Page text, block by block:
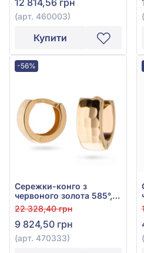
12 814,56 грн
(арт. 460003)
Купити
-56%
Сережки-конго з
червоного золота 585°,
арт. 470333
22 328,40 грн
9 824,50 грн
(арт. 470333)